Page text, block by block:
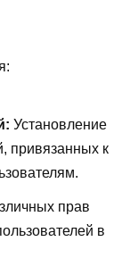
Установление
привязанных к
прав
в